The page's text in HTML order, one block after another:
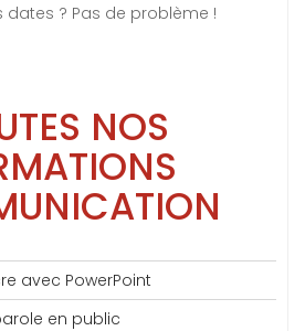
dates ? Pas de problème !
NOS
avec PowerPoint
en public